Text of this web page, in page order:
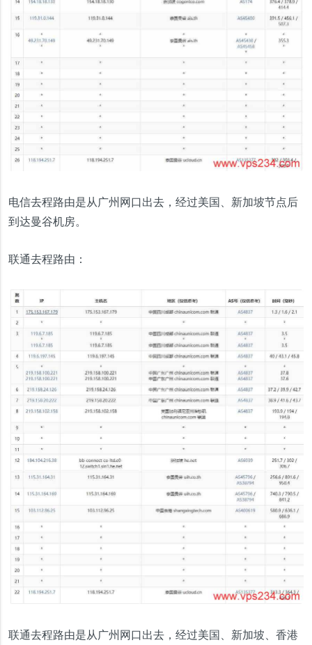
电信去程路由是从广州网口出去，经过美国、新加坡节点后
到达曼谷机房。
联通去程路由：
联通去程路由是从广州网口出去，经过美国、新加坡、香港